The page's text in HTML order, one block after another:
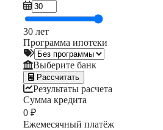
30 лет
Программа ипотеки
Выберите банк
Рассчитать
Результаты расчета
Сумма кредита
0 ₽
Ежемесячный платёж